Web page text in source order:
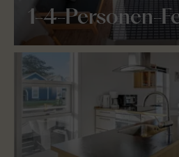
1-4-Personen-